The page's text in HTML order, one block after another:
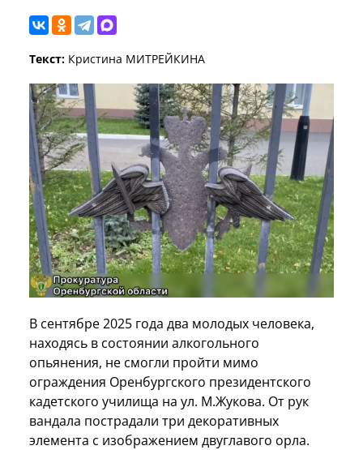
Текст: Кристина МИТРЕЙКИНА
В сентябре 2025 года два молодых человека,
находясь в состоянии алкогольного
опьянения, не смогли пройти мимо
ограждения Оренбургского президентского
кадетского училища на ул. М.Жукова. От рук
вандала пострадали три декоративных
элемента с изображением двуглавого орла.